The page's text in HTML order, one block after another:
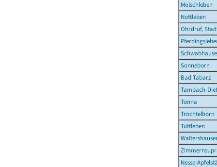
Molschleben
Nottleben
Ohrdruf,
Sonneborn
Bad Tabarz
Tambach-
Tonna
Tröchtelborn
Tüttleben
Nesse-